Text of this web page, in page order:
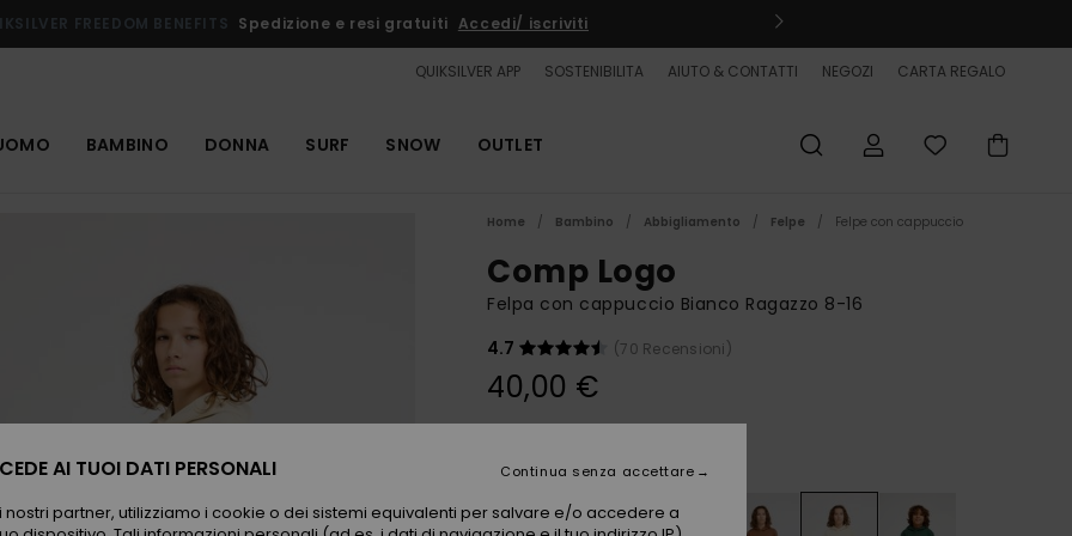
FREEDOM BENEFITS Spedizione e resi gratuiti Accedi/ iscriviti
QUIKSILVER APP SOSTENIBILITA AIUTO & CONTATTI NEGOZI CARTA REGALO
BAMBINO DONNA SURF SNOW OUTLET
Home Bambino Abbigliamento Felpe Felpe con cappuccio
Comp Logo
Felpa con cappuccio Bianco Ragazzo 8-16
4.7
(70 Recensioni)
40,00 €
AI TUOI DATI PERSONALI
partner, utilizziamo i cookie o dei sistemi equivalenti per salvare e/o accedere a
Continua senza accettare